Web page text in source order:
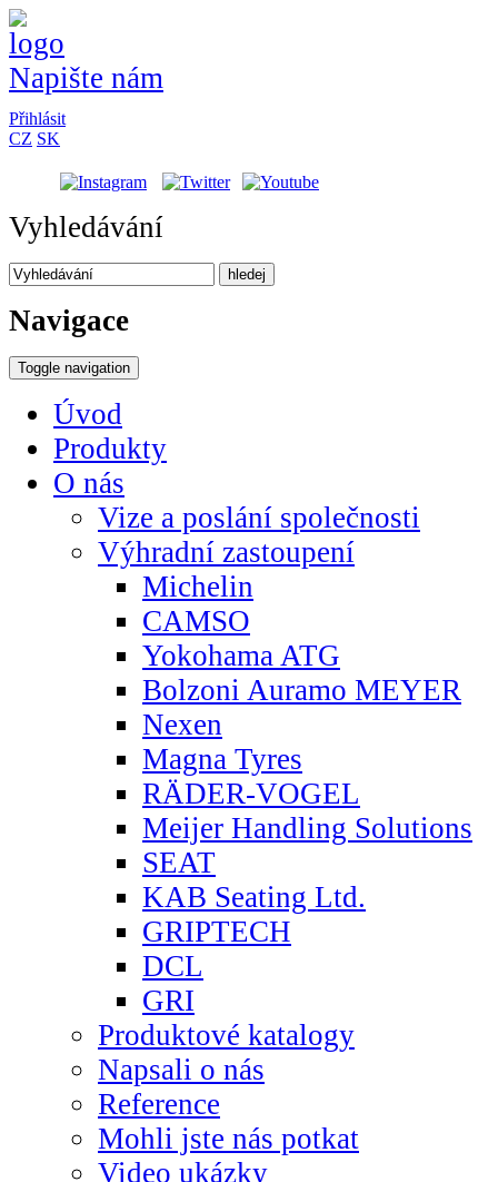
Napište nám
Přihlásit
CZ SK
Vyhledávání
hledej
Navigace
Toggle navigation
Úvod
Produkty
O nás
Vize a poslání společnosti
Výhradní zastoupení
Michelin
CAMSO
Yokohama ATG
Bolzoni Auramo MEYER
Nexen
Magna Tyres
RÄDER-VOGEL
Meijer Handling Solutions
SEAT
KAB Seating Ltd.
GRIPTECH
DCL
GRI
Produktové katalogy
Napsali o nás
Reference
Mohli jste nás potkat
Video ukázky